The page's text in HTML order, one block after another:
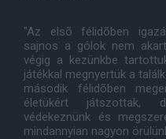
"Az elsõ félidõben
sajnos a gólok nem
végig a kezünkbe
játékkal megnyertük a
második félidõben
életükért játszottak,
védekeznünk és
mindannyian nagyon